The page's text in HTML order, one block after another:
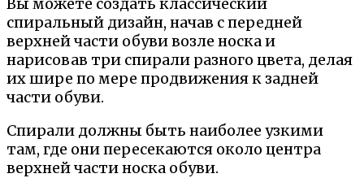
Вы можете создать классический
спиральный дизайн, начав с передней
верхней части обуви возле носка и
нарисовав три спирали разного цвета, делая
их шире по мере продвижения к задней
части обуви.
Спирали должны быть наиболее узкими
там, где они пересекаются около центра
верхней части носка обуви.